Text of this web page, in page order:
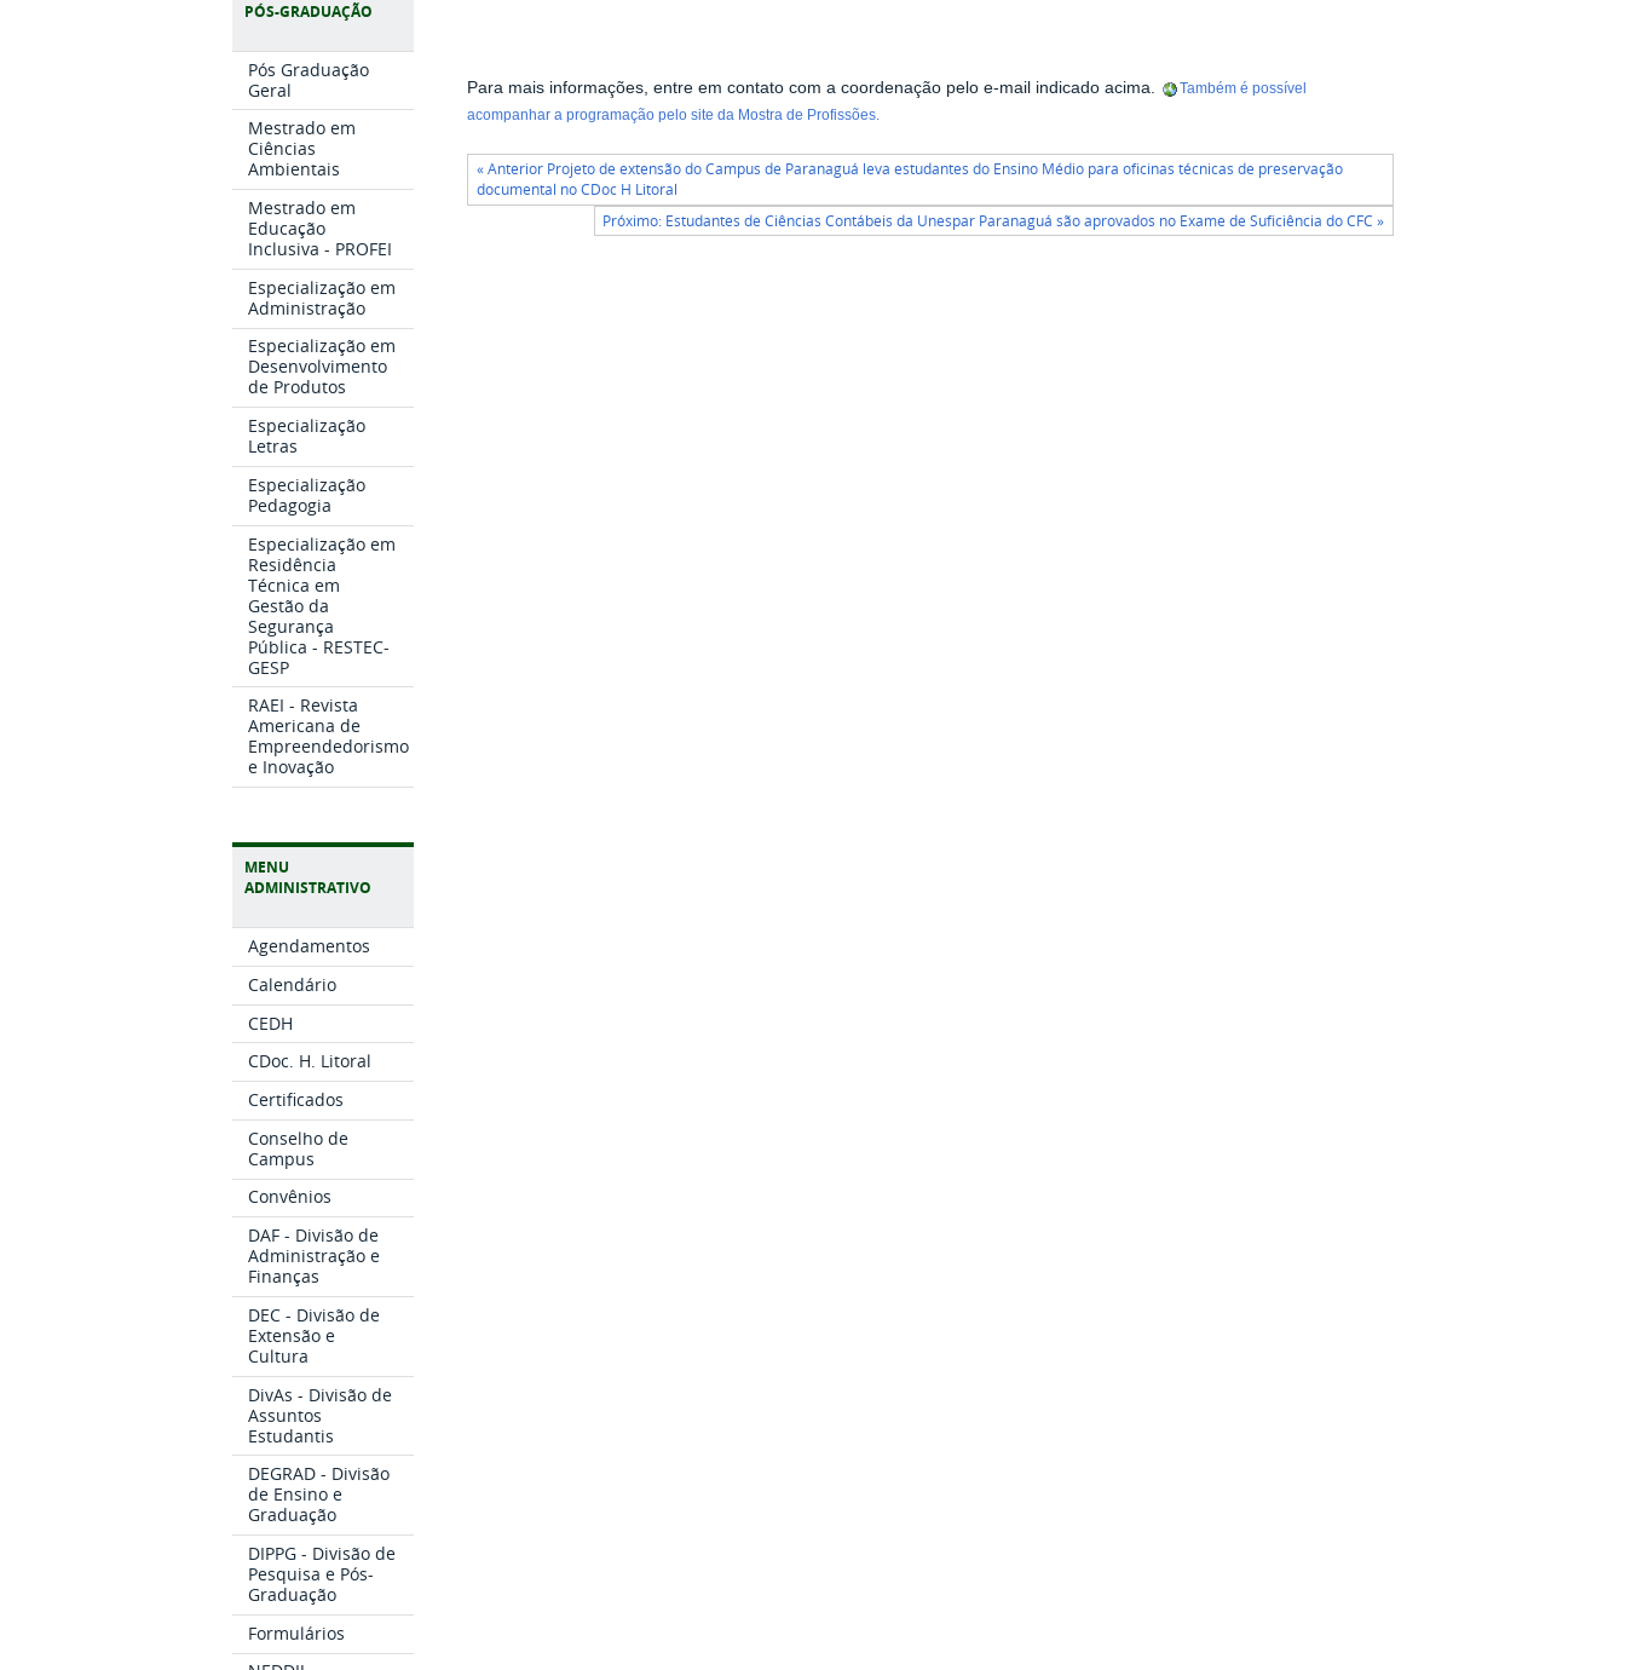
PÓS-GRADUAÇÃO
Pós Graduação
Geral
Mestrado em
Ciências
Ambientais
Mestrado em
Educação
Inclusiva - PROFEI
Especialização em
Administração
Especialização em
Desenvolvimento
de Produtos
Especialização
Letras
Especialização
Pedagogia
Especialização em
Residência
Técnica em
Gestão da
Segurança
Pública - RESTEC-
GESP
RAEI - Revista
Americana de
Empreendedorismo
e Inovação
MENU
ADMINISTRATIVO
Agendamentos
Calendário
CEDH
CDoc. H. Litoral
Certificados
Conselho de
Campus
Convênios
DAF - Divisão de
Administração e
Finanças
DEC - Divisão de
Extensão e
Cultura
DivAs - Divisão de
Assuntos
Estudantis
DEGRAD - Divisão
de Ensino e
Graduação
DIPPG - Divisão de
Pesquisa e Pós-
Graduação
Formulários
Para mais informações, entre em contato com a coordenação pelo e-mail indicado acima.
Também é possível
acompanhar a programação pelo site da Mostra de Profissões.
« Anterior Projeto de extensão do Campus de Paranaguá leva estudantes do Ensino Médio para oficinas técnicas de preservação
documental no CDoc H Litoral
Próximo: Estudantes de Ciências Contábeis da Unespar Paranaguá são aprovados no Exame de Suficiência do CFC »